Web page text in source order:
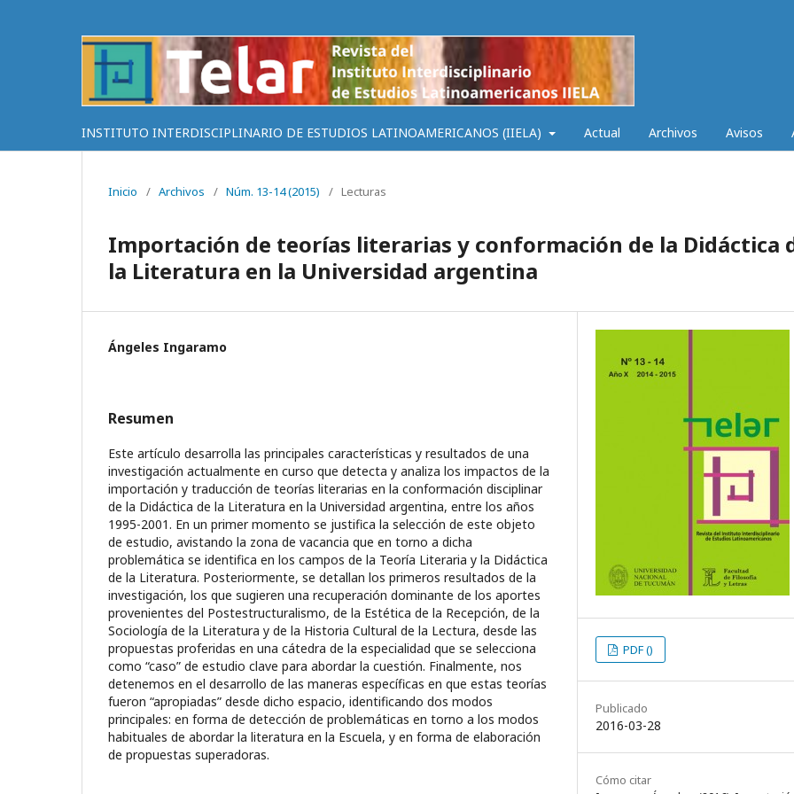
INSTITUTO INTERDISCIPLINARIO DE ESTUDIOS LATINOAMERICANOS (IIELA) Actual Archivos Avisos
Inicio / Archivos / Núm. 13-14 (2015) / Lecturas
Importación de teorías literarias y conformación de la Didáctica
la Literatura en la Universidad argentina
Ángeles Ingaramo
Resumen
Este artículo desarrolla las principales características y resultados de una
investigación actualmente en curso que detecta y analiza los impactos de la
importación y traducción de teorías literarias en la conformación disciplinar
de la Didáctica de la Literatura en la Universidad argentina, entre los años
1995-2001. En un primer momento se justifica la selección de este objeto
de estudio, avistando la zona de vacancia que en torno a dicha
problemática se identifica en los campos de la Teoría Literaria y la Didáctica
de la Literatura. Posteriormente, se detallan los primeros resultados de la
investigación, los que sugieren una recuperación dominante de los aportes
provenientes del Postestructuralismo, de la Estética de la Recepción, de la
Sociología de la Literatura y de la Historia Cultural de la Lectura, desde las
propuestas proferidas en una cátedra de la especialidad que se selecciona
como “caso” de estudio clave para abordar la cuestión. Finalmente, nos
detenemos en el desarrollo de las maneras específicas en que estas teorías
fueron “apropiadas” desde dicho espacio, identificando dos modos
principales: en forma de detección de problemáticas en torno a los modos
habituales de abordar la literatura en la Escuela, y en forma de elaboración
de propuestas superadoras.
PDF ()
Publicado
2016-03-28
Cómo citar